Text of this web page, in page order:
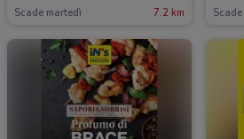
Scade martedì 7.2 km